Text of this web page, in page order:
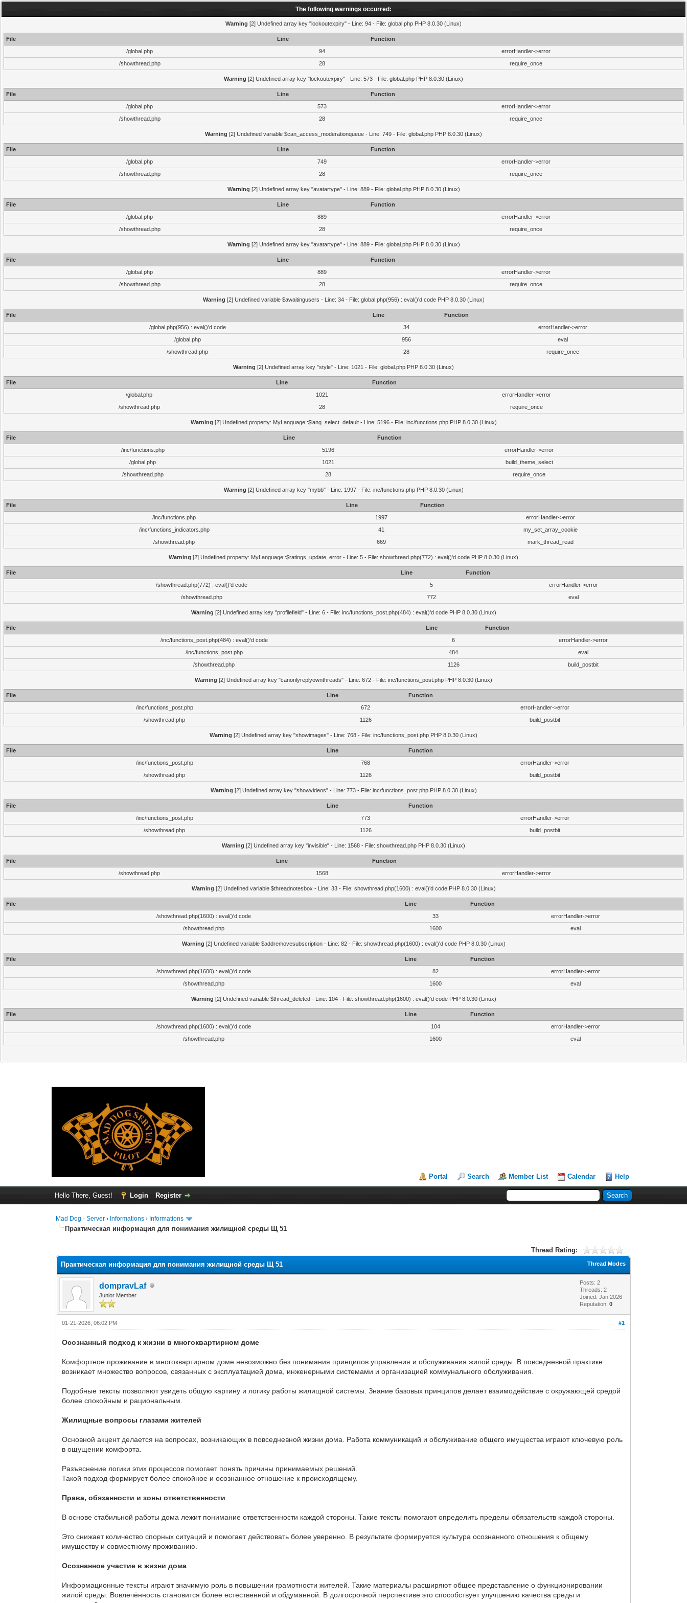
The following warnings occurred:
Warning [2] Undefined array key "lockoutexpiry" - Line: 94 - File: global.php PHP 8.0.30 (Linux)
File Line
Function
/global.php
94
errorHandler->error
/showthread.php
28 require_once
Warning [2] Undefined array key "lockoutexpiry" - Line: 573 - File: global.php PHP 8.0.30 (Linux)
File Line
Function
/global.php
573
errorHandler->error
/showthread.php
28 require_once
Warning [2] Undefined variable $can_access_moderationqueue - Line: 749 - File: global.php PHP 8.0.30 (Linux)
File Line
Function
/global.php
749
errorHandler->error
/showthread.php
28 require_once
Warning [2] Undefined array key "avatartype" - Line: 889 - File: global.php PHP 8.0.30 (Linux)
File Line
Function
/global.php
889
errorHandler->error
/showthread.php
28 require_once
Warning [2] Undefined array key "avatartype" - Line: 889 - File: global.php PHP 8.0.30 (Linux)
File Line
Function
/global.php
889
errorHandler->error
/showthread.php
28 require_once
Warning [2] Undefined variable $awaitingusers - Line: 34 - File: global.php(956) : eval()'d code PHP 8.0.30 (Linux)
File Line
Function
/global.php(956) : eval()'d code
34
errorHandler->error
/global.php
956
eval
/showthread.php
28 require_once
Warning [2] Undefined array key "style" - Line: 1021 - File: global.php PHP 8.0.30 (Linux)
File Line
Function
/global.php
1021
errorHandler->error
/showthread.php
28 require_once
Warning [2] Undefined property: MyLanguage::$lang_select_default - Line: 5196 - File: inc/functions.php PHP 8.0.30 (Linux)
File Line
Function
/inc/functions.php
5196
errorHandler->error
/global.php
1021
build_theme_select
/showthread.php
28 require_once
Warning [2] Undefined array key "mybb" - Line: 1997 - File: inc/functions.php PHP 8.0.30 (Linux)
File Line
Function
/inc/functions.php
1997
errorHandler->error
/inc/functions_indicators.php
41
my_set_array_cookie
/showthread.php
669 mark_thread_read
Warning [2] Undefined property: MyLanguage::$ratings_update_error - Line: 5 - File: showthread.php(772) : eval()'d code PHP 8.0.30 (Linux)
File Line
Function
/showthread.php(772) : eval()'d code
5
errorHandler->error
/showthread.php
772 eval
Warning [2] Undefined array key "profilefield" - Line: 6 - File: inc/functions_post.php(484) : eval()'d code PHP 8.0.30 (Linux)
File Line
Function
/inc/functions_post.php(484) : eval()'d code
6
errorHandler->error
/inc/functions_post.php
484
eval
/showthread.php
1126 build_postbit
Warning [2] Undefined array key "canonlyreplyownthreads" - Line: 672 - File: inc/functions_post.php PHP 8.0.30 (Linux)
File Line
Function
/inc/functions_post.php
672
errorHandler->error
/showthread.php
1126 build_postbit
Warning [2] Undefined array key "showimages" - Line: 768 - File: inc/functions_post.php PHP 8.0.30 (Linux)
File Line
Function
/inc/functions_post.php
768
errorHandler->error
/showthread.php
1126 build_postbit
Warning [2] Undefined array key "showvideos" - Line: 773 - File: inc/functions_post.php PHP 8.0.30 (Linux)
File Line
Function
/inc/functions_post.php
773
errorHandler->error
/showthread.php
1126 build_postbit
Warning [2] Undefined array key "invisible" - Line: 1568 - File: showthread.php PHP 8.0.30 (Linux)
File Line
Function
/showthread.php
1568 errorHandler->error
Warning [2] Undefined variable $threadnotesbox - Line: 33 - File: showthread.php(1600) : eval()'d code PHP 8.0.30 (Linux)
File Line
Function
/showthread.php(1600) : eval()'d code
33
errorHandler->error
/showthread.php
1600 eval
Warning [2] Undefined variable $addremovesubscription - Line: 82 - File: showthread.php(1600) : eval()'d code PHP 8.0.30 (Linux)
File Line
Function
/showthread.php(1600) : eval()'d code
82
errorHandler->error
/showthread.php
1600 eval
Warning [2] Undefined variable $thread_deleted - Line: 104 - File: showthread.php(1600) : eval()'d code PHP 8.0.30 (Linux)
File Line
Function
/showthread.php(1600) : eval()'d code
104
errorHandler->error
/showthread.php
1600 eval
Portal Search Member List Calendar Help
Hello There, Guest! Login Register
Mad Dog - Server › Informations › Informations
Практическая информация для понимания жилищной среды Щ 51
Thread Rating:
Thread Modes
Практическая информация для понимания жилищной среды Щ 51
dompravLaf
Junior Member
Posts: 2
Threads: 2
Joined: Jan 2026
Reputation:0
#1
01-21-2026, 06:02 PM
Осознанный подход к жизни в многоквартирном доме
Комфортное проживание в многоквартирном доме невозможно без понимания принципов управления и обслуживания жилой среды. В повседневной практике
возникает множество вопросов, связанных с эксплуатацией дома, инженерными системами и организацией коммунального обслуживания.
Подобные тексты позволяют увидеть общую картину и логику работы жилищной системы. Знание базовых принципов делает взаимодействие с окружающей средой
более спокойным и рациональным.
Жилищные вопросы глазами жителей
Основной акцент делается на вопросах, возникающих в повседневной жизни дома. Работа коммуникаций и обслуживание общего имущества играют ключевую роль
в ощущении комфорта.
Разъяснение логики этих процессов помогает понять причины принимаемых решений.
Такой подход формирует более спокойное и осознанное отношение к происходящему.
Права, обязанности и зоны ответственности
В основе стабильной работы дома лежит понимание ответственности каждой стороны. Такие тексты помогают определить пределы обязательств каждой стороны.
Это снижает количество спорных ситуаций и помогает действовать более уверенно. В результате формируется культура осознанного отношения к общему
имуществу и совместному проживанию.
Осознанное участие в жизни дома
Информационные тексты играют значимую роль в повышении грамотности жителей. Такие материалы расширяют общее представление о функционировании
жилой среды. Вовлечённость становится более естественной и обдуманной. В долгосрочной перспективе это способствует улучшению качества среды и